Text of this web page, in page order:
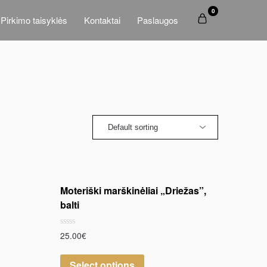
Pirkimo taisyklės Kontaktai Paslaugos
0
Moteriški marškinėliai „Driežas”,
balti
Rated
0
of
25.00€